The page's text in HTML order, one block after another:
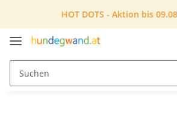
HOT DOTS - Aktion bis